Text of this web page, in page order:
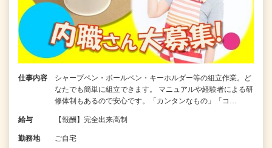
仕事内容
シャープペン・ボールペン・キーホルダー等の組立作業。ど
なたでも簡単に組立できます。 マニュアルや経験者による研
修体制もあるので安心です。「カンタンなもの」「コ…
給与 【報酬】完全出来高制
勤務地 ご自宅